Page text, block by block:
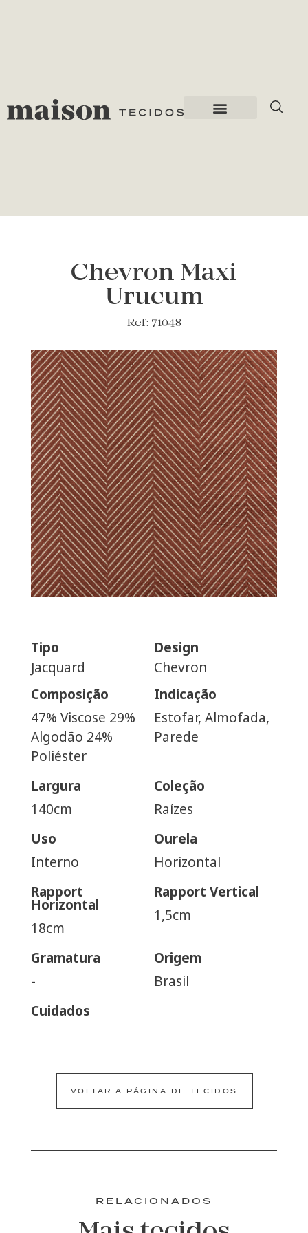
Chevron Maxi
Urucum
Ref: 71048
Tipo
Jacquard
Design
Chevron
Composição
47% Viscose 29%
Algodão 24%
Poliéster
Indicação
Estofar, Almofada,
Parede
Largura
140cm
Coleção
Raízes
Uso
Interno
Ourela
Horizontal
Rapport
Horizontal
18cm
Rapport Vertical
1,5cm
Gramatura
-
Origem
Brasil
Cuidados
VOLTAR A PÁGINA DE TECIDOS
RELACIONADOS